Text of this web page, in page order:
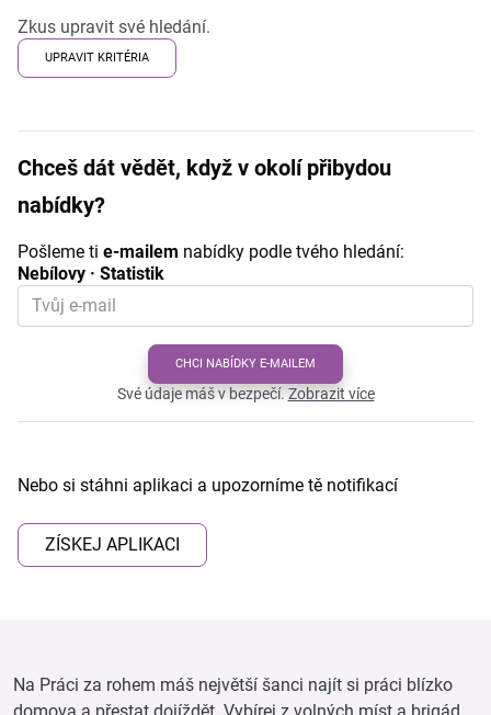
Zkus upravit své hledání.
UPRAVIT KRITÉRIA
Chceš dát vědět, když v okolí přibydou
nabídky?
Pošleme ti e-mailem nabídky podle tvého hledání:
Nebílovy · Statistik
CHCI NABÍDKY E-MAILEM
Své údaje máš v bezpečí.Zobrazit více
Nebo si stáhni aplikaci a upozorníme tě notifikací
ZÍSKEJ APLIKACI
Na Práci za rohem máš největší šanci najít si práci blízko
domova a přestat dojíždět. Vybírej z volných míst a brigád